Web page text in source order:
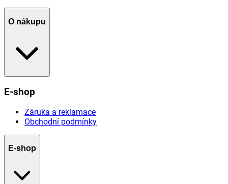
O nákupu
E-shop
Záruka a reklamace
Obchodní podmínky
E-shop